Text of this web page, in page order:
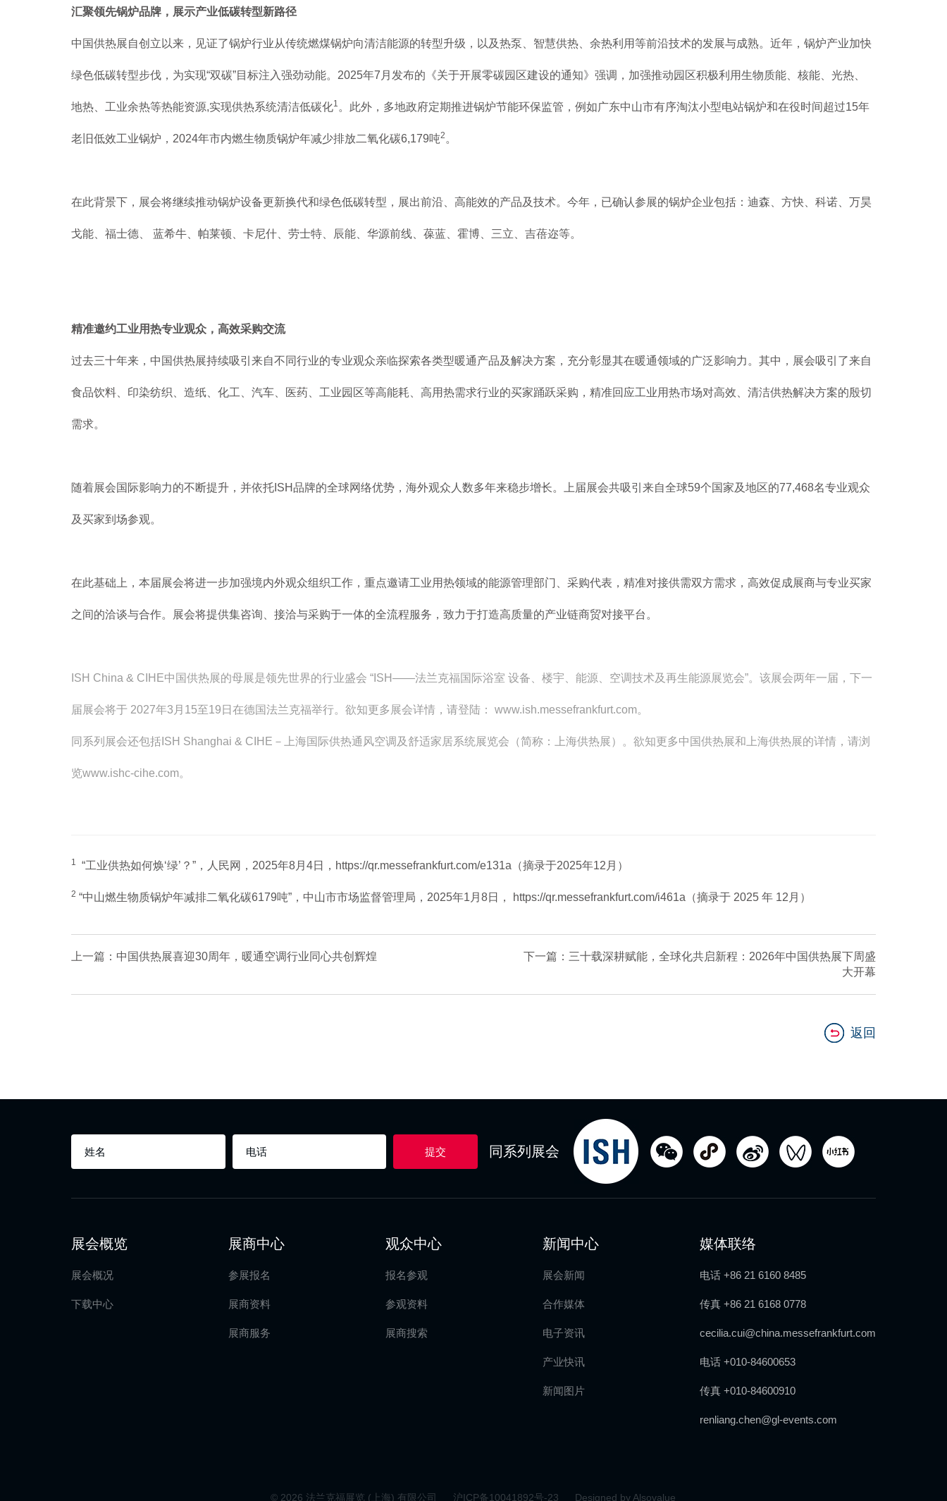
汇聚领先锅炉品牌，展示产业低碳转型新路径
中国供热展自创立以来，见证了锅炉行业从传统燃煤锅炉向清洁能源的转型升级，以及热泵、智慧供热、余热利用等前沿技术的发展与成熟。近年，锅炉产业加快
绿色低碳转型步伐，为实现“双碳”目标注入强劲动能。2025年7月发布的《关于开展零碳园区建设的通知》强调，加强推动园区积极利用生物质能、核能、光热、
地热、工业余热等热能资源,实现供热系统清洁低碳化1 。此外，多地政府定期推进锅炉节能环保监管，例如广东中山市有序淘汰小型电站锅炉和在役时间超过15年
老旧低效工业锅炉，2024年市内燃生物质锅炉年减少排放二氧化碳6,179吨2 。
在此背景下，展会将继续推动锅炉设备更新换代和绿色低碳转型，展出前沿、高能效的产品及技术。今年，已确认参展的锅炉企业包括：迪森、方快、科诺、万昊
戈能、福士德、 蓝希牛、帕莱顿、卡尼什、劳士特、辰能、华源前线、葆蓝、霍博、三立、吉蓓迩等。
精准邀约工业用热专业观众，高效采购交流
过去三十年来，中国供热展持续吸引来自不同行业的专业观众亲临探索各类型暖通产品及解决方案，充分彰显其在暖通领域的广泛影响力。其中，展会吸引了来自
食品饮料、印染纺织、造纸、化工、汽车、医药、工业园区等高能耗、高用热需求行业的买家踊跃采购，精准回应工业用热市场对高效、清洁供热解决方案的殷切
需求。
随着展会国际影响力的不断提升，并依托ISH品牌的全球网络优势，海外观众人数多年来稳步增长。上届展会共吸引来自全球59个国家及地区的77,468名专业观众
及买家到场参观。
在此基础上，本届展会将进一步加强境内外观众组织工作，重点邀请工业用热领域的能源管理部门、采购代表，精准对接供需双方需求，高效促成展商与专业买家
之间的洽谈与合作。展会将提供集咨询、接洽与采购于一体的全流程服务，致力于打造高质量的产业链商贸对接平台。
ISH China & CIHE中国供热展的母展是领先世界的行业盛会 “ISH——法兰克福国际浴室 设备、楼宇、能源、空调技术及再生能源展览会”。该展会两年一届，下一
届展会将于 2027年3月15至19日在德国法兰克福举行。欲知更多展会详情，请登陆： www.ish.messefrankfurt.com。
同系列展会还包括ISH Shanghai & CIHE－上海国际供热通风空调及舒适家居系统展览会（简称：上海供热展）。欲知更多中国供热展和上海供热展的详情，请浏
览www.ishc-cihe.com。
1 “工业供热如何焕‘绿’？”，人民网，2025年8月4日，https://qr.messefrankfurt.com/e131a（摘录于2025年12月）
2 “中山燃生物质锅炉年减排二氧化碳6179吨”，中山市市场监督管理局，2025年1月8日， https://qr.messefrankfurt.com/i461a（摘录于 2025 年 12月）
上一篇：中国供热展喜迎30周年，暖通空调行业同心共创辉煌
下一篇：三十载深耕赋能，全球化共启新程：2026年中国供热展下周盛
大开幕
返回
提交 同系列展会
展会概览
展会概况
下载中心
展商中心
参展报名
展商资料
展商服务
观众中心
报名参观
参观资料
展商搜索
新闻中心
展会新闻
合作媒体
电子资讯
产业快讯
新闻图片
媒体联络
电话 +86 21 6160 8485
传真 +86 21 6168 0778
cecilia.cui@china.messefrankfurt.com
电话 +010-84600653
传真 +010-84600910
renliang.chen@gl-events.com
© 2026 法兰克福展览 (上海) 有限公司 沪ICP备10041892号-23 Designed by Alsovalue